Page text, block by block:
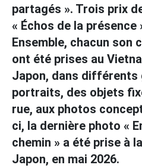
partagés ». Trois prix
« Échos de la présence
Ensemble, chacun son
ont été prises au
Japon, dans différents
portraits, des objets
rue, aux photos
ci, la dernière photo «
chemin » a été prise à
Japon, en mai 2026.